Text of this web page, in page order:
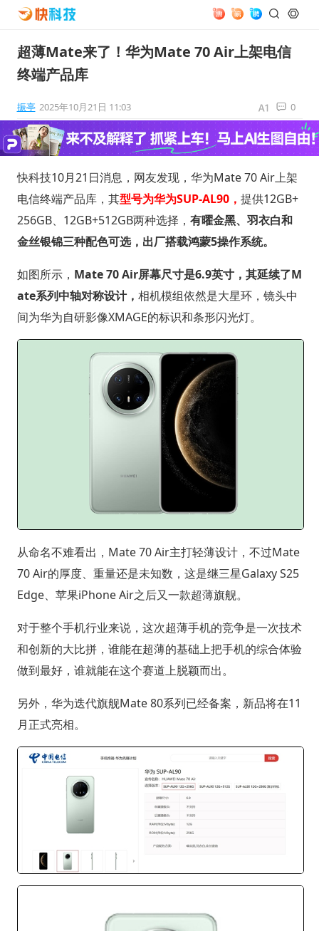
超薄Mate来了！华为Mate 70 Air上架电信
终端产品库
振亭 2025年10月21日 11:03 0
快科技10月21日消息，网友发现，华为Mate 70 Air上架
电信终端产品库，其型号为华为SUP-AL90， 提供12GB+
256GB、12GB+512GB两种选择， 有曜金黑、羽衣白和
金丝银锦三种配色可选，出厂搭载鸿蒙5操作系统。
如图所示， Mate 70 Air屏幕尺寸是6.9英寸，其延续了M
ate系列中轴对称设计， 相机模组依然是大星环，镜头中
间为华为自研影像XMAGE的标识和条形闪光灯。
从命名不难看出，Mate 70 Air主打轻薄设计，不过Mate
70 Air的厚度、重量还是未知数，这是继三星Galaxy S25
Edge、苹果iPhone Air之后又一款超薄旗舰。
对于整个手机行业来说，这次超薄手机的竞争是一次技术
和创新的大比拼，谁能在超薄的基础上把手机的综合体验
做到最好，谁就能在这个赛道上脱颖而出。
另外，华为迭代旗舰Mate 80系列已经备案，新品将在11
月正式亮相。